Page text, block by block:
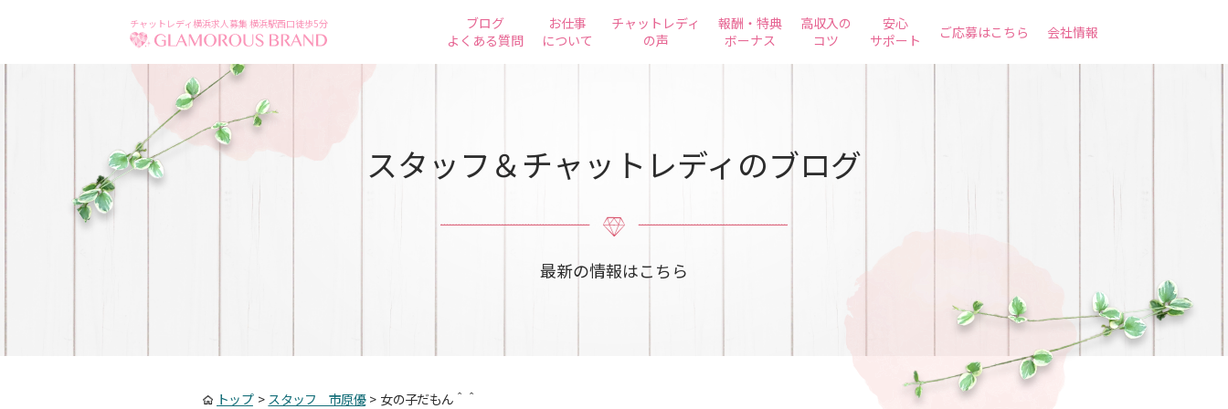
チャットレディ横浜求人募集 横浜駅西口徒歩5分
ブログ
よくある質問
お仕事
について
チャットレディ
の声
報酬・特典
ボーナス
高収入の
コツ
安心
サポート
ご応募はこちら 会社情報
スタッフ＆チャットレディのブログ
最新の情報はこちら
トップ> スタッフ 市原優> 女の子だもん＾＾